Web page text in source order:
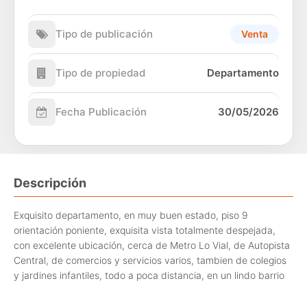
Tipo de publicación Venta
Tipo de propiedad Departamento
Fecha Publicación 30/05/2026
Descripción
Exquisito departamento, en muy buen estado, piso 9
orientación poniente, exquisita vista totalmente despejada,
con excelente ubicación, cerca de Metro Lo Vial, de Autopista
Central, de comercios y servicios varios, tambien de colegios
y jardines infantiles, todo a poca distancia, en un lindo barrio